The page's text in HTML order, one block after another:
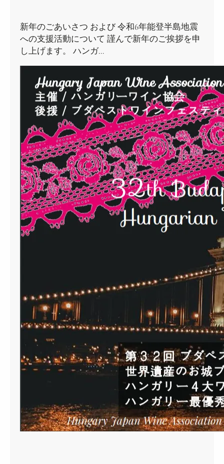
新年のごあいさつ および 令和6年能登半島地震
への支援活動について 謹んで新年のご挨拶を申
し上げます。 ハンガ…